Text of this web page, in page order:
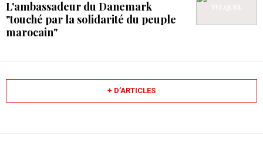
L'ambassadeur du Danemark
"touché par la solidarité du peuple
marocain"
+ D’ARTICLES